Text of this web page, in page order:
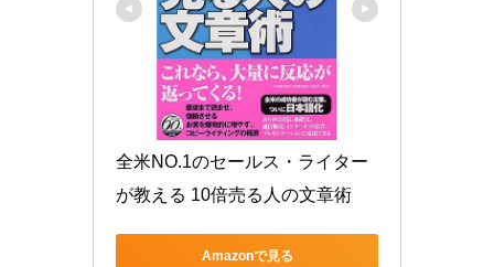
全米NO.1のセールス・ライター
が教える 10倍売る人の文章術
Amazonで見る